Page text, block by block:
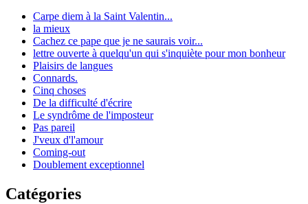
Carpe diem à la Saint Valentin...
la mieux
Cachez ce pape que je ne saurais voir...
lettre ouverte à quelqu'un qui s'inquiète pour mon bonheur
Plaisirs de langues
Connards.
Cinq choses
De la difficulté d'écrire
Le syndrôme de l'imposteur
Pas pareil
J'veux d'l'amour
Coming-out
Doublement exceptionnel
Catégories